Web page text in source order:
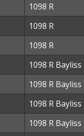
1098 R
1098 R
1098 R
1098 R Bayliss
1098 R Bayliss
1098 R Bayliss
1098 R Bayliss